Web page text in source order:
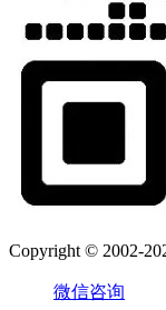
Copyright © 2002-
微信咨询